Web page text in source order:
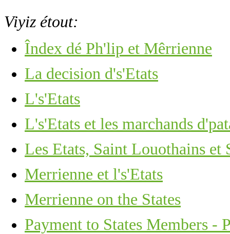
Viyiz étout:
Îndex dé Ph'lip et Mêrrienne
La decision d's'Etats
L's'Etats
L's'Etats et les marchands
Les Etats, Saint Louothains et
Merrienne et l's'Etats
Merrienne on the States
Payment to States Members